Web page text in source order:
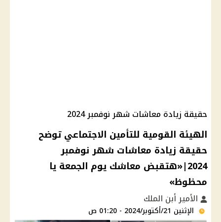
حقيقة زيادة معاشات شهر نوفمبر 2024
الهيئة القومية للتأمين الاجتماعي توضح
حقيقة زيادة معاشات شهر نوفمبر
2024|«هتقبض معاشك يوم الجمعة يا
محظوظ»
الأمير أبن الملك
الإثنين 21/أكتوبر/2024 - 01:20 ص